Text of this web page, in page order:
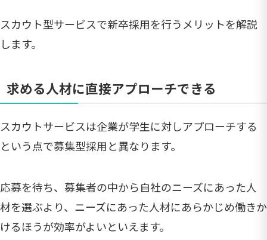
スカウト型サービスで新卒採用を行うメリットを解説
します。
求める人材に直接アプローチできる
スカウトサービスは企業が学生に対しアプローチする
という点で募集型採用と異なります。
応募を待ち、募集者の中から自社のニーズにあった人
材を選ぶより、ニーズにあった人材にあらかじめ働きか
けるほうが効率がよいといえます。